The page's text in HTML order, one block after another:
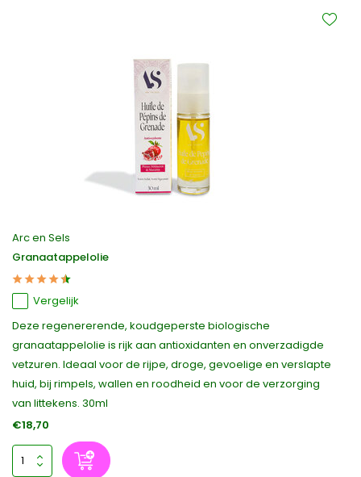
Arc en Sels
Granaatappelolie
Vergelijk
Deze regenererende, koudgeperste biologische
granaatappelolie is rijk aan antioxidanten en onverzadigde
vetzuren. Ideaal voor de rijpe, droge, gevoelige en verslapte
huid, bij rimpels, wallen en roodheid en voor de verzorging
van littekens. 30ml
€18,70